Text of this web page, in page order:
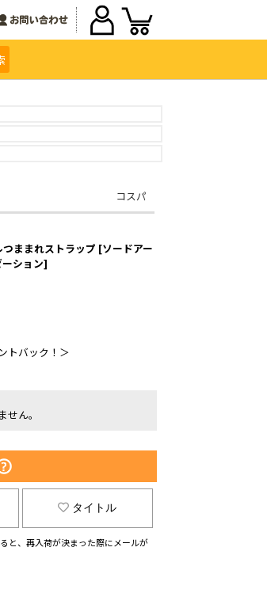
コスパ
ままれストラップ [ソードアー
ーション]
トバック！＞
ん。
タイトル
と、再入荷が決まった際にメールが